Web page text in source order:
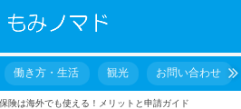
働き方・生活 観光 お問い合わせ
険は海外でも使える！メリットと申請ガイド